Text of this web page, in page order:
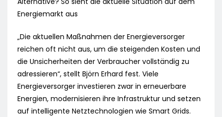
Energiemarkt aus
„Die aktuellen Maßnahmen der Energieversorger
reichen oft nicht aus, um die steigenden Kosten und
die Unsicherheiten der Verbraucher vollständig zu
adressieren“, stellt Björn Erhard fest. Viele
Energieversorger investieren zwar in erneuerbare
Energien, modernisieren ihre Infrastruktur und setzen
auf intelligente Netztechnologien wie Smart Grids.